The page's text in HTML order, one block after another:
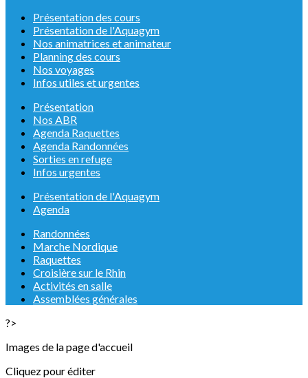
Présentation des cours
Présentation de l'Aquagym
Nos animatrices et animateur
Planning des cours
Nos voyages
Infos utiles et urgentes
Présentation
Nos ABR
Agenda Raquettes
Agenda Randonnées
Sorties en refuge
Infos urgentes
Présentation de l'Aquagym
Agenda
Randonnées
Marche Nordique
Raquettes
Croisière sur le Rhin
Activités en salle
Assemblées générales
?>
Images de la page d'accueil
Cliquez pour éditer